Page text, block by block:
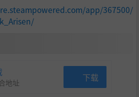
app/367500/
地址 下载